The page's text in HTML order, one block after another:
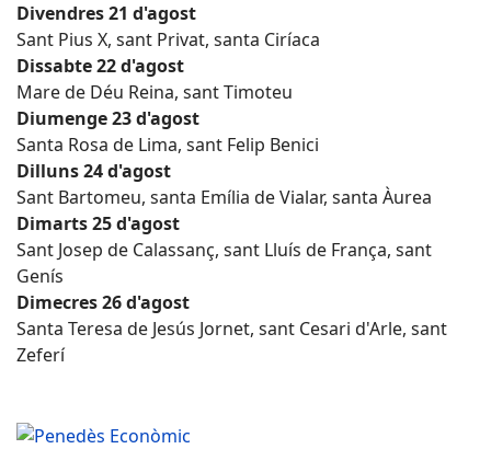
Divendres 21 d'agost
Sant Pius X, sant Privat, santa Ciríaca
Dissabte 22 d'agost
Mare de Déu Reina, sant Timoteu
Diumenge 23 d'agost
Santa Rosa de Lima, sant Felip Benici
Dilluns 24 d'agost
Sant Bartomeu, santa Emília de Vialar, santa Àurea
Dimarts 25 d'agost
Sant Josep de Calassanç, sant Lluís de França, sant
Genís
Dimecres 26 d'agost
Santa Teresa de Jesús Jornet, sant Cesari d'Arle, sant
Zeferí